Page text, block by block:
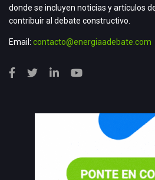
donde se incluyen noticias y artículos
contribuir al debate constructivo.
Email: contacto@energiaadebate.com